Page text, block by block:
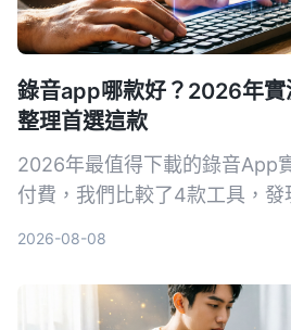
錄音app哪款好？2026年
整理首選這款
2026年最值得下載的錄音App
付費，我們比較了4款工具，
2026-08-08